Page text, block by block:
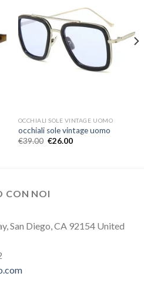
OCCHIALI SOLE VINTAGE UOMO
occhiali sole vintage uomo
€39.00 €26.00
CON NOI
San Diego, CA 92154 United